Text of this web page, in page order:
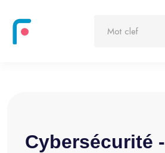
Cybersécurité -